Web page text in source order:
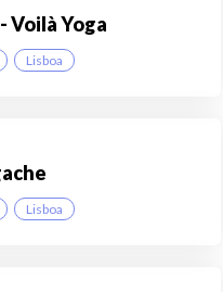
Voilà Yoga
Lisboa
Lisboa